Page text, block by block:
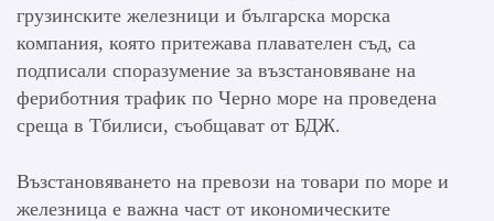
грузинските железници и българска морска
компания, която притежава плавателен съд, са
подписали споразумение за възстановяване на
фериботния трафик по Черно море на проведена
среща в Тбилиси, съобщават от БДЖ.
Възстановяването на превози на товари по море и
железница е важна част от икономическите